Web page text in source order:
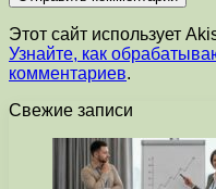
Этот сайт использует
Узнайте, как
комментариев.
Свежие записи